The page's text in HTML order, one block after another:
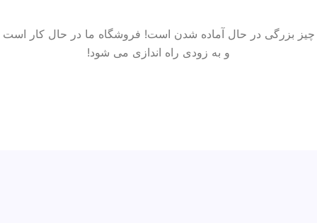
چیز بزرگی در حال آماده شدن است! فروشگاه ما در حال کار است
و به زودی راه اندازی می شود!